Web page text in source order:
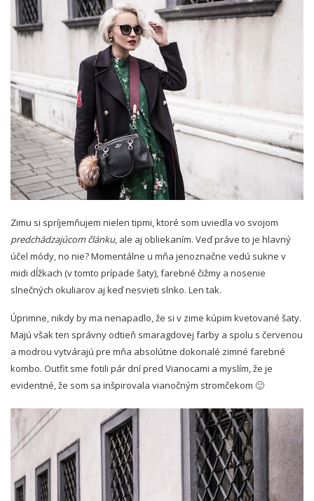
Zimu si spríjemňujem nielen tipmi, ktoré som uviedla vo svojom
predchádzajúcom článku, ale aj obliekaním. Veď práve to je hlavný
účel módy, no nie? Momentálne u mňa jenoznačne vedú sukne v
midi dĺžkach (v tomto prípade šaty), farebné čižmy a nosenie
slnečných okuliarov aj keď nesvieti slnko. Len tak.
Úprimne, nikdy by ma nenapadlo, že si v zime kúpim kvetované šaty.
Majú však ten správny odtieň smaragdovej farby a spolu s červenou
a modrou vytvárajú pre mňa absolútne dokonalé zimné farebné
kombo. Outfit sme fotili pár dní pred Vianocami a myslím, že je
evidentné, že som sa inšpirovala vianočným stromčekom 🙂